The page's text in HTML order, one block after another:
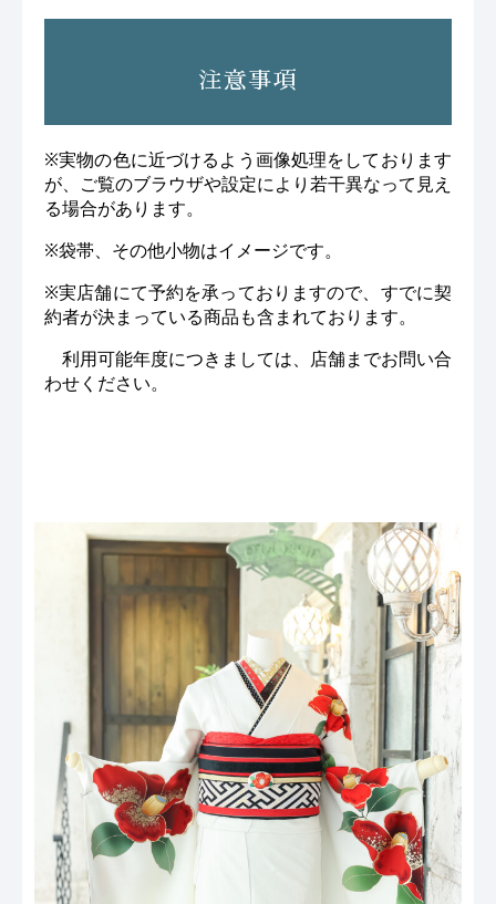
注意事項
※実物の色に近づけるよう画像処理をしております
が、ご覧のブラウザや設定により若干異なって見え
る場合があります。
※袋帯、その他小物はイメージです。
※実店舗にて予約を承っておりますので、すでに契
約者が決まっている商品も含まれております。
利用可能年度につきましては、店舗までお問い合
わせください。